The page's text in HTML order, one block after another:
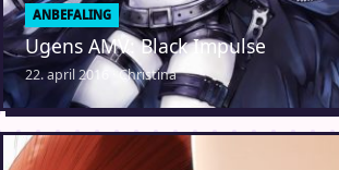
ANBEFALING
Ugens AMV: Black Impulse
22. april 2016 · Christina